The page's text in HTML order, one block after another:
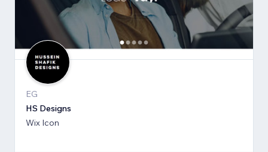
EG
HS Designs
Wix Icon